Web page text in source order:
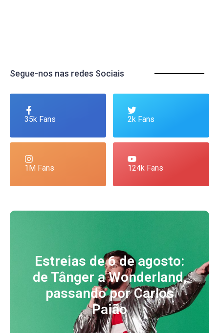
Segue-nos nas redes Sociais
35k Fans 2k Fans
1M Fans 124k Fans
Estreias de 6 de agosto:
de Tânger a Wonderland,
passando por Carlos
Paião